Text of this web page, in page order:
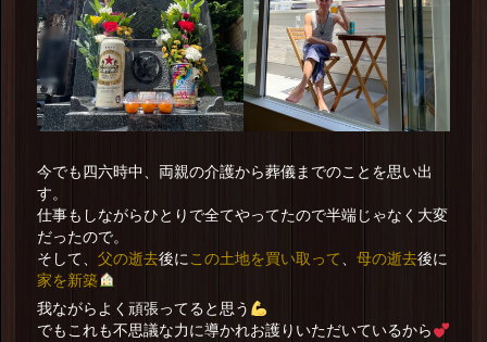
今でも四六時中、両親の介護から葬儀までのことを思い出
す。
仕事もしながらひとりで全てやってたので半端じゃなく大変
だったので。
そして、 父の逝去後に この土地を買い取って 母の逝去後に
家を新築
我ながらよく頑張ってると思う
でもこれも不思議な力に導かれお護りいただいているから